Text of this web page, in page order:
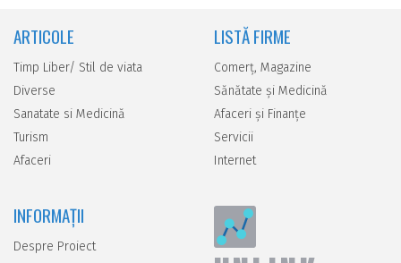
ARTICOLE
Timp Liber/ Stil de viata
Diverse
Sanatate si Medicină
Turism
Afaceri
LISTĂ FIRME
Comerţ, Magazine
Sănătate şi Medicină
Afaceri şi Finanţe
Servicii
Internet
INFORMAȚII
Despre Proiect